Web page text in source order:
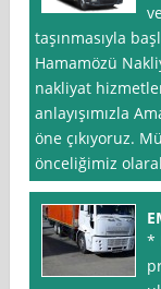
taşınmasıyla
Hamamözü
nakliyat
anlayışımızla
öne çıkıyoruz.
önceliğimiz
*